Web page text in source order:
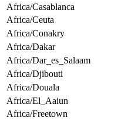
Africa/Casablanca
Africa/Ceuta
Africa/Conakry
Africa/Dakar
Africa/Dar_es_Salaam
Africa/Djibouti
Africa/Douala
Africa/El_Aaiun
Africa/Freetown